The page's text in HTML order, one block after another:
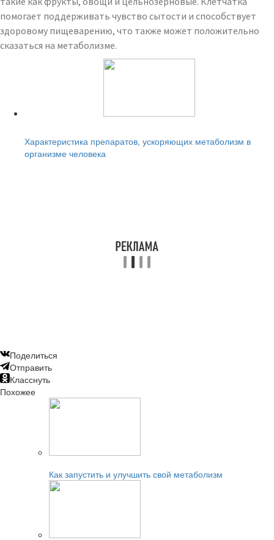
помогает поддерживать чувство сытости и способствует
здоровому пищеварению, что также может положительно
сказаться на метаболизме.
Характеристика препаратов, ускоряющих метаболизм в
организме человека
Поделиться
Отправить
Класснуть
Похожее
Как запустить и улучшить свой метаболизм